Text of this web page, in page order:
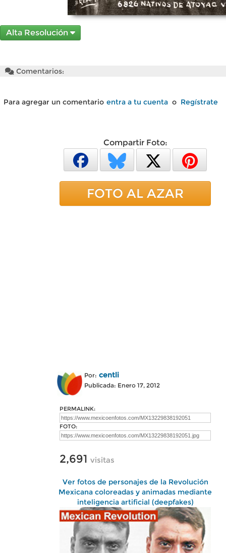
Alta Resolución
Comentarios:
Para agregar un comentario entra a tu cuenta o Regístrate
Compartir Foto:
FOTO AL AZAR
Por: centli
Publicada: Enero 17, 2012
PERMALINK:
FOTO:
2,691 visitas
Ver fotos de personajes de la Revolución
Mexicana coloreadas y animadas mediante
inteligencia artificial (deepfakes)